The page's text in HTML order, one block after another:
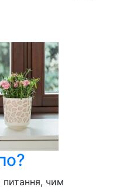
питання, чим